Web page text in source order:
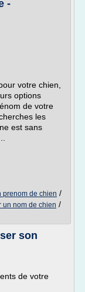
-
votre chien,
options
de votre
les
est sans
prenom de chien /
un nom de chien /
son
de votre